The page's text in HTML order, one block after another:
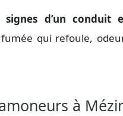
d’un conduit
qui refoule,
à